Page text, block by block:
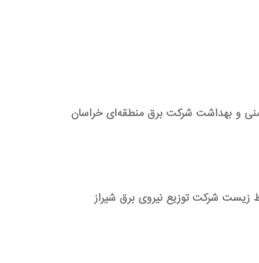
و بهداشت شرکت برق منطقه‌ای خراسان